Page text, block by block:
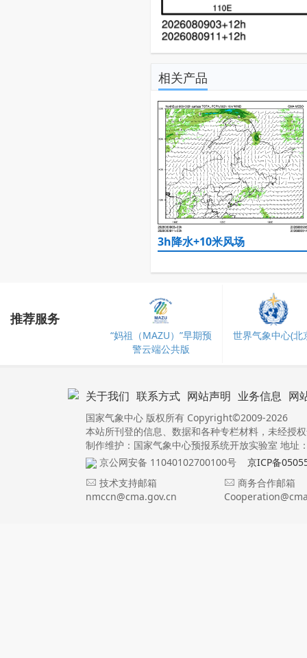
相关产品
3h降水+10米风场
推荐服务
“妈祖（MAZU）”早期预
警云端公共版
世界气象中心(北
关于我们 联系方式 网站声明 业务信息 网
国家气象中心 版权所有 Copyright©2009-2026
本站所刊登的信息、数据和各种专栏材料，未经授
制作维护：国家气象中心预报系统开放实验室 地址
京公网安备 11040102700100号
京ICP备
技术支持邮箱
nmccn@cma.gov.cn
商务合作邮箱